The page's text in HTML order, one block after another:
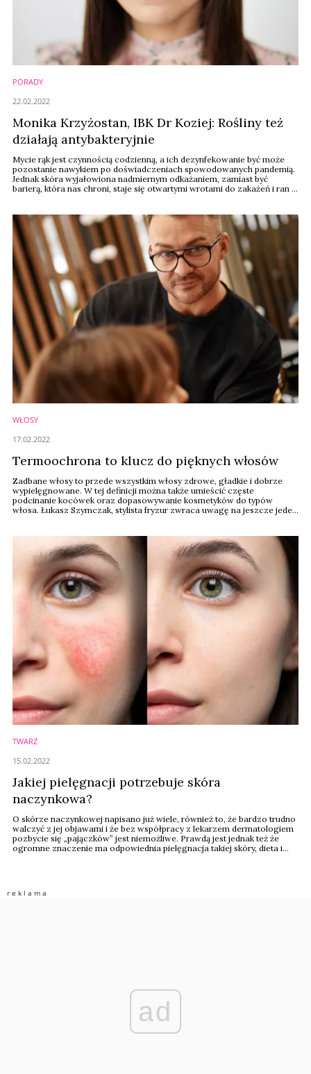
PORADY
Monika Krzyżostan, IBK Dr Koziej: Rośliny też
działają antybakteryjnie
Mycie rąk jest czynnością codzienną, a ich dezynfekowanie być może
pozostanie nawykiem po doświadczeniach spowodowanych pandemią.
Jednak skóra wyjałowiona nadmiernym odkażaniem, zamiast być
barierą, która nas chroni, staje się otwartymi wrotami do zakażeń i ran –
składniki mają działanie ...
22.02.2022
WŁOSY
Termoochrona to klucz do pięknych włosów
Zadbane włosy to przede wszystkim włosy zdrowe, gładkie i dobrze
wypielęgnowane. W tej definicji można także umieścić częste
podcinanie kocówek oraz dopasowywanie kosmetyków do typów
włosa. Łukasz Szymczak, stylista fryzur zwraca uwagę na jeszcze jeden
17.02.2022
TWARZ
Jakiej pielęgnacji potrzebuje skóra
naczynkowa?
O skórze naczynkowej napisano już wiele, również to, że bardzo trudno
walczyć z jej objawami i że bez współpracy z lekarzem dermatologiem
pozbycie się „pajączków” jest niemożliwe. Prawdą jest jednak też że
ogromne znaczenie ma odpowiednia pielęgnacja takiej skóry, dieta i
15.02.2022
ad